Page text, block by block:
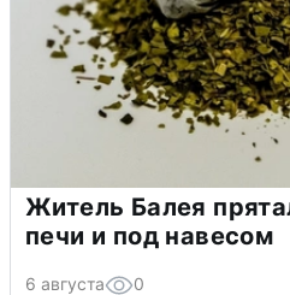
Житель Балея
печи и под навесом
6 августа 0